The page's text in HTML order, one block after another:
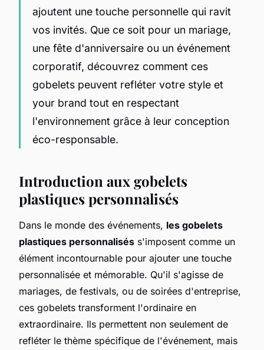
ajoutent une touche personnelle qui ravit
vos invités. Que ce soit pour un mariage,
une fête d'anniversaire ou un événement
corporatif, découvrez comment ces
gobelets peuvent refléter votre style et
your brand tout en respectant
l'environnement grâce à leur conception
éco-responsable.
Introduction aux gobelets
plastiques personnalisés
Dans le monde des événements, les gobelets
plastiques personnalisés s'imposent comme un
élément incontournable pour ajouter une touche
personnalisée et mémorable. Qu'il s'agisse de
mariages, de festivals, ou de soirées d'entreprise,
ces gobelets transforment l'ordinaire en
extraordinaire. Ils permettent non seulement de
refléter le thème spécifique de l'événement, mais